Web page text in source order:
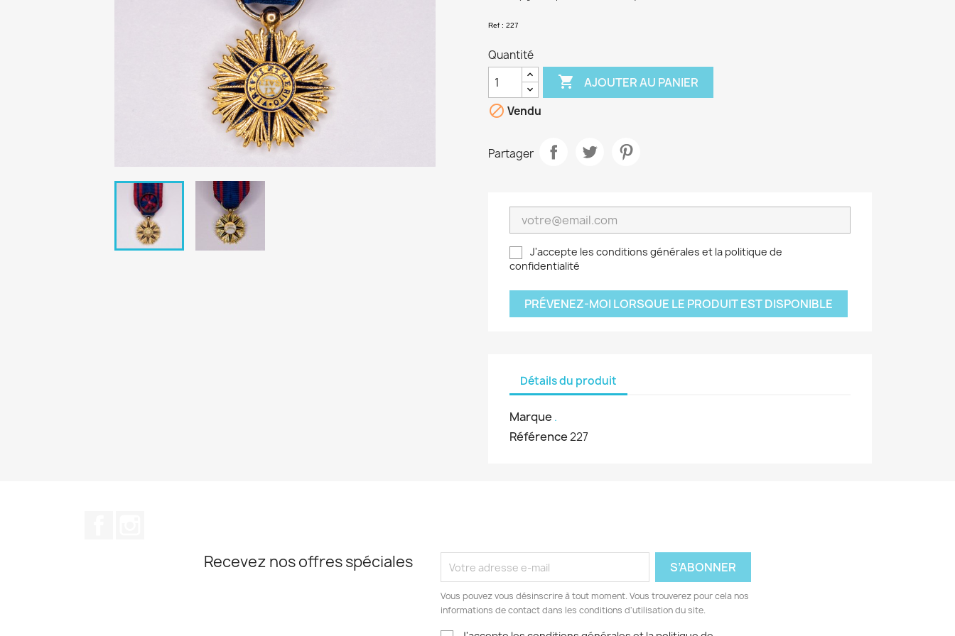
Ref : 227
Quantité
 AJOUTER AU PANIER
 Vendu
Partager
J'accepte les conditions générales et la politique de
confidentialité
PRÉVENEZ-MOI LORSQUE LE PRODUIT EST DISPONIBLE
Détails du produit
Marque .
Référence227
Recevez nos offres spéciales
Vous pouvez vous désinscrire à tout moment. Vous trouverez pour cela nos
informations de contact dans les conditions d'utilisation du site.